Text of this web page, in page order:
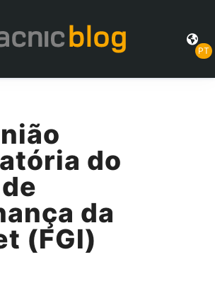
PT
do
da
(FGI)